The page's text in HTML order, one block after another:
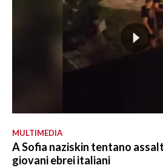
MULTIMEDIA
A Sofia naziskin tentano
giovani ebrei italiani